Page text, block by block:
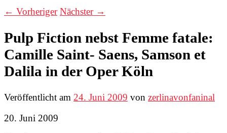
← Vorheriger Nächster →
Pulp Fiction nebst Femme fatale:
Camille Saint- Saens, Samson et
Dalila in der Oper Köln
Veröffentlicht am 24. Juni 2009 von zerlinavonfaninal
20. Juni 2009